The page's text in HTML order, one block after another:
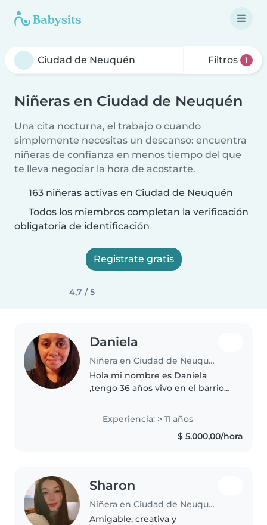
Filtros 1
Niñeras en Ciudad de Neuquén
Una cita nocturna, el trabajo o cuando
simplemente necesitas un descanso: encuentra
niñeras de confianza en menos tiempo del que
te lleva negociar la hora de acostarte.
163 niñeras activas en Ciudad de Neuquén
Todos los miembros completan la verificación
obligatoria de identificación
Registrate gratis
4,7 / 5
Daniela
Niñera en Ciudad de Neuquén
Hola mi nombre es Daniela
,tengo 36 años vivo en el barrio
encanta trabajar como niñera y
cuidar chicos; es algo que hago
con mucho amor, paciencia y..
Experiencia: > 11 años
$ 5.000,00/hora
Sharon
Niñera en Ciudad de Neuquén
Amigable, creativa y